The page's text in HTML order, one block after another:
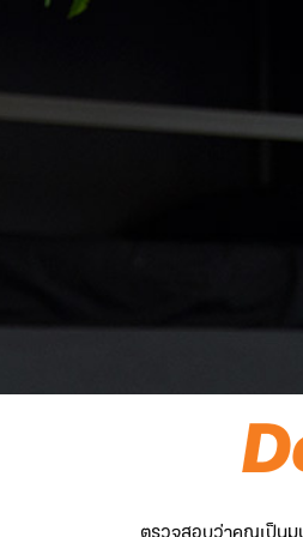
ตรวจสอบว่าคุณเป็นม